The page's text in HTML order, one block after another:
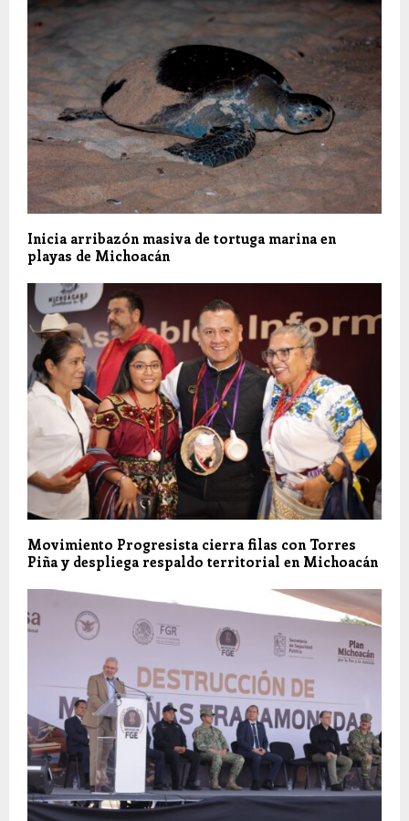
Inicia arribazón masiva de tortuga marina en
playas de Michoacán
Movimiento Progresista cierra filas con Torres
Piña y despliega respaldo territorial en Michoacán